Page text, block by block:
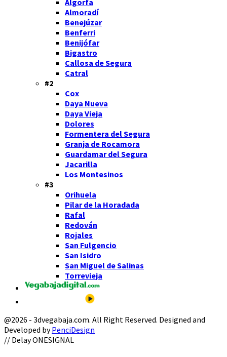
Algorfa
Almoradí
Benejúzar
Benferri
Benijófar
Bigastro
Callosa de Segura
Catral
#2
Cox
Daya Nueva
Daya Vieja
Dolores
Formentera del Segura
Granja de Rocamora
Guardamar del Segura
Jacarilla
Los Montesinos
#3
Orihuela
Pilar de la Horadada
Rafal
Redován
Rojales
San Fulgencio
San Isidro
San Miguel de Salinas
Torrevieja
@2026 - 3dvegabaja.com. All Right Reserved. Designed and
Developed byPenciDesign
Facebook
Twitter
Instagram
Youtube
Email
// Delay ONESIGNAL